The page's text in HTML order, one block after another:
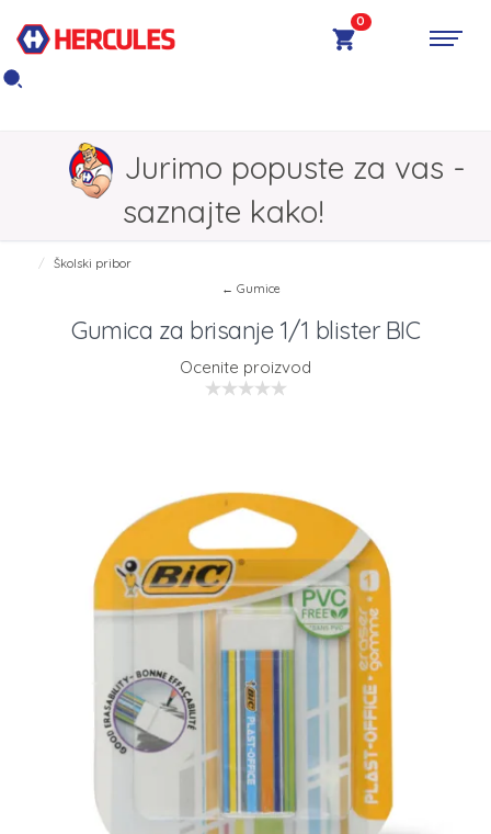
0
Jurimo popuste za vas -
saznajte kako!
Školski pribor
← Gumice
Gumica za brisanje 1/1 blister BIC
Ocenite proizvod